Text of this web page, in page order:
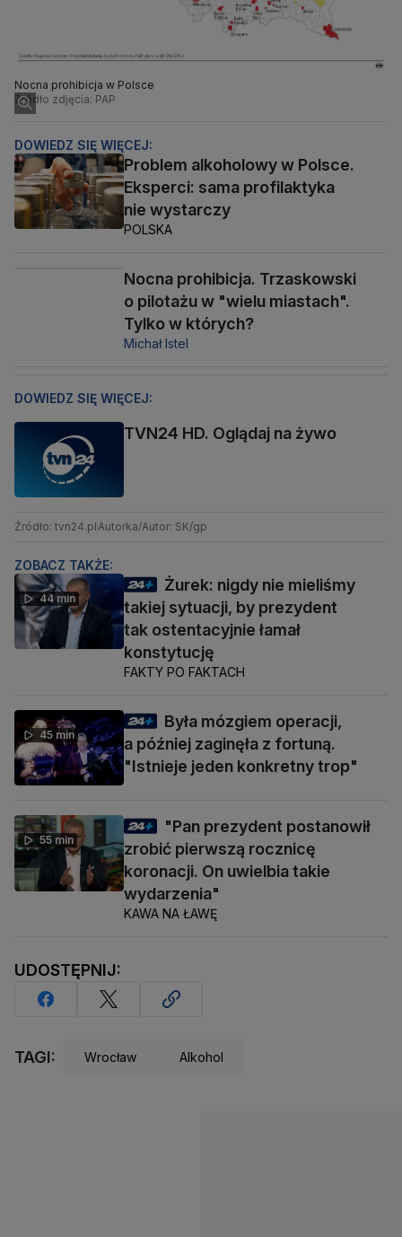
Nocna prohibicja w Polsce
Źródło zdjęcia: PAP
DOWIEDZ SIĘ WIĘCEJ:
Problem alkoholowy w Polsce.
Eksperci: sama profilaktyka
nie wystarczy
POLSKA
Nocna prohibicja. Trzaskowski
o pilotażu w "wielu miastach".
Tylko w których?
Michał Istel
DOWIEDZ SIĘ WIĘCEJ:
TVN24 HD. Oglądaj na żywo
Źródło: tvn24.pl Autorka/Autor: SK/gp
ZOBACZ TAKŻE:
44 min
Żurek: nigdy nie mieliśmy
takiej sytuacji, by prezydent
tak ostentacyjnie łamał
konstytucję
FAKTY PO FAKTACH
45 min
Była mózgiem operacji,
a później zaginęła z fortuną.
"Istnieje jeden konkretny trop"
55 min
"Pan prezydent postanowił
zrobić pierwszą rocznicę
koronacji. On uwielbia takie
wydarzenia"
KAWA NA ŁAWĘ
UDOSTĘPNIJ:
TAGI: Wrocław Alkohol